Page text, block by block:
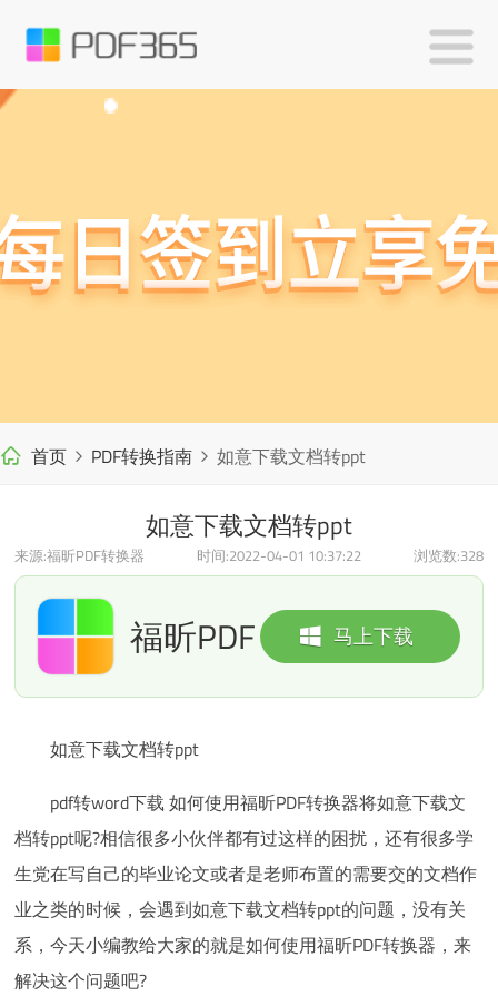
首页 PDF转换指南 如意下载文档转ppt
如意下载文档转ppt
来源:福昕PDF转换器 时间:2022-04-01 10:37:22 浏览数:328
马上下载
福昕PDF
转换器
如意下载文档转ppt
pdf转word下载 如何使用福昕PDF转换器将如意下载文
档转ppt呢?相信很多小伙伴都有过这样的困扰，还有很多学
生党在写自己的毕业论文或者是老师布置的需要交的文档作
业之类的时候，会遇到如意下载文档转ppt的问题，没有关
系，今天小编教给大家的就是如何使用福昕PDF转换器，来
解决这个问题吧?